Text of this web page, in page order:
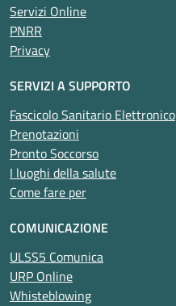
Servizi Online
PNRR
Privacy
SERVIZI A SUPPORTO
Fascicolo Sanitario Elettronico
Prenotazioni
Pronto Soccorso
I luoghi della salute
Come fare per
COMUNICAZIONE
ULSS5 Comunica
URP Online
Whisteblowing